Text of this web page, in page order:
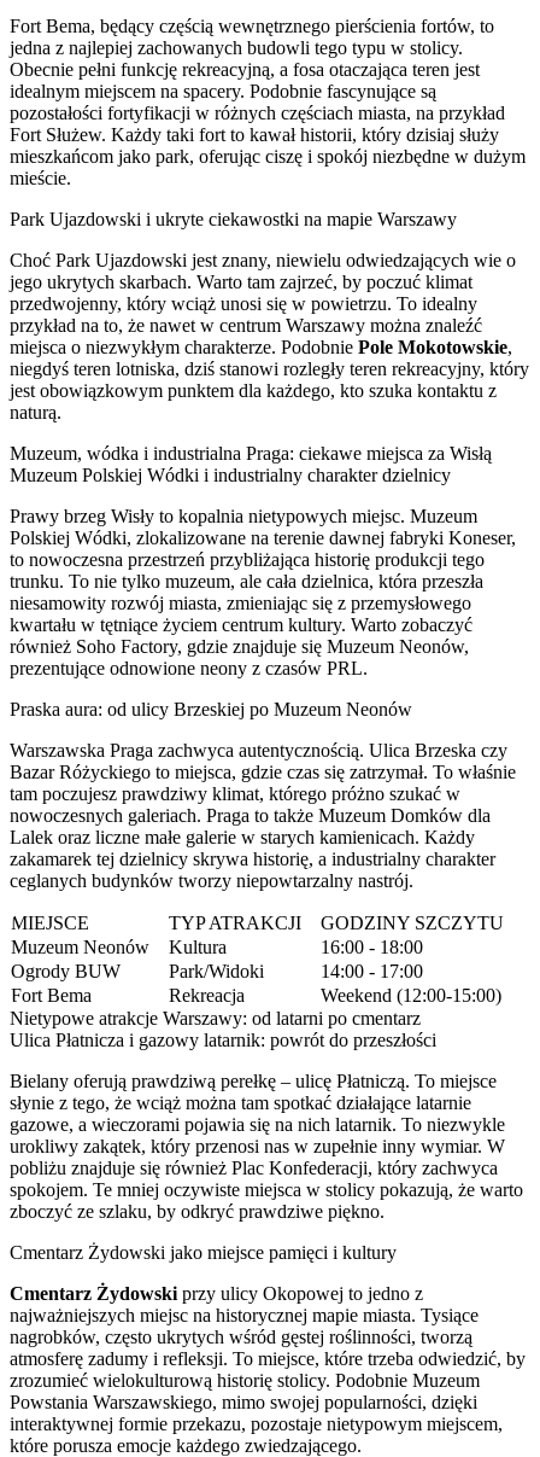
Fort Bema, będący częścią wewnętrznego pierścienia fortów, to
jedna z najlepiej zachowanych budowli tego typu w stolicy.
Obecnie pełni funkcję rekreacyjną, a fosa otaczająca teren jest
idealnym miejscem na spacery. Podobnie fascynujące są
pozostałości fortyfikacji w różnych częściach miasta, na przykład
Fort Służew. Każdy taki fort to kawał historii, który dzisiaj służy
mieszkańcom jako park, oferując ciszę i spokój niezbędne w dużym
mieście.
Park Ujazdowski i ukryte ciekawostki na mapie Warszawy
Choć Park Ujazdowski jest znany, niewielu odwiedzających wie o
jego ukrytych skarbach. Warto tam zajrzeć, by poczuć klimat
przedwojenny, który wciąż unosi się w powietrzu. To idealny
przykład na to, że nawet w centrum Warszawy można znaleźć
miejsca o niezwykłym charakterze. Podobnie Pole Mokotowskie,
niegdyś teren lotniska, dziś stanowi rozległy teren rekreacyjny, który
jest obowiązkowym punktem dla każdego, kto szuka kontaktu z
naturą.
Muzeum, wódka i industrialna Praga: ciekawe miejsca za Wisłą
Muzeum Polskiej Wódki i industrialny charakter dzielnicy
Prawy brzeg Wisły to kopalnia nietypowych miejsc. Muzeum
Polskiej Wódki, zlokalizowane na terenie dawnej fabryki Koneser,
to nowoczesna przestrzeń przybliżająca historię produkcji tego
trunku. To nie tylko muzeum, ale cała dzielnica, która przeszła
niesamowity rozwój miasta, zmieniając się z przemysłowego
kwartału w tętniące życiem centrum kultury. Warto zobaczyć
również Soho Factory, gdzie znajduje się Muzeum Neonów,
prezentujące odnowione neony z czasów PRL.
Praska aura: od ulicy Brzeskiej po Muzeum Neonów
Warszawska Praga zachwyca autentycznością. Ulica Brzeska czy
Bazar Różyckiego to miejsca, gdzie czas się zatrzymał. To właśnie
tam poczujesz prawdziwy klimat, którego próżno szukać w
nowoczesnych galeriach. Praga to także Muzeum Domków dla
Lalek oraz liczne małe galerie w starych kamienicach. Każdy
zakamarek tej dzielnicy skrywa historię, a industrialny charakter
ceglanych budynków tworzy niepowtarzalny nastrój.
MIEJSCE TYP ATRAKCJI
GODZINY SZCZYTU
Muzeum Neonów
Kultura
16:00 - 18:00
Ogrody BUW
Park/Widoki
14:00 - 17:00
Fort Bema
Rekreacja
Weekend (12:00-15:00)
Nietypowe atrakcje Warszawy: od latarni po cmentarz
Ulica Płatnicza i gazowy latarnik: powrót do przeszłości
Bielany oferują prawdziwą perełkę – ulicę Płatniczą. To miejsce
słynie z tego, że wciąż można tam spotkać działające latarnie
gazowe, a wieczorami pojawia się na nich latarnik. To niezwykle
urokliwy zakątek, który przenosi nas w zupełnie inny wymiar. W
pobliżu znajduje się również Plac Konfederacji, który zachwyca
spokojem. Te mniej oczywiste miejsca w stolicy pokazują, że warto
zboczyć ze szlaku, by odkryć prawdziwe piękno.
Cmentarz Żydowski jako miejsce pamięci i kultury
Cmentarz Żydowski przy ulicy Okopowej to jedno z
najważniejszych miejsc na historycznej mapie miasta. Tysiące
nagrobków, często ukrytych wśród gęstej roślinności, tworzą
atmosferę zadumy i refleksji. To miejsce, które trzeba odwiedzić, by
zrozumieć wielokulturową historię stolicy. Podobnie Muzeum
Powstania Warszawskiego, mimo swojej popularności, dzięki
interaktywnej formie przekazu, pozostaje nietypowym miejscem,
które porusza emocje każdego zwiedzającego.